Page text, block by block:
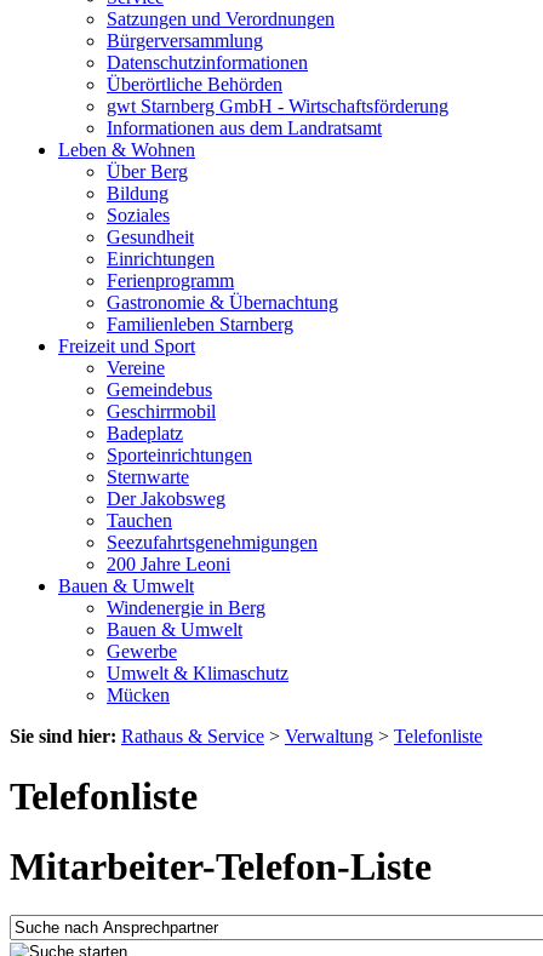
Satzungen und Verordnungen
Bürgerversammlung
Datenschutzinformationen
Überörtliche Behörden
gwt Starnberg GmbH - Wirtschaftsförderung
Informationen aus dem Landratsamt
Leben & Wohnen
Über Berg
Bildung
Soziales
Gesundheit
Einrichtungen
Ferienprogramm
Gastronomie & Übernachtung
Familienleben Starnberg
Freizeit und Sport
Vereine
Gemeindebus
Geschirrmobil
Badeplatz
Sporteinrichtungen
Sternwarte
Der Jakobsweg
Tauchen
Seezufahrtsgenehmigungen
200 Jahre Leoni
Bauen & Umwelt
Windenergie in Berg
Bauen & Umwelt
Gewerbe
Umwelt & Klimaschutz
Mücken
Sie sind hier: Rathaus & Service > Verwaltung > Telefonliste
Telefonliste
Mitarbeiter-Telefon-Liste